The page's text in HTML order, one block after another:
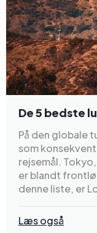
De 5 bedste
På den globale
som
rejsemål.
er blandt
denne liste, er
Læs også